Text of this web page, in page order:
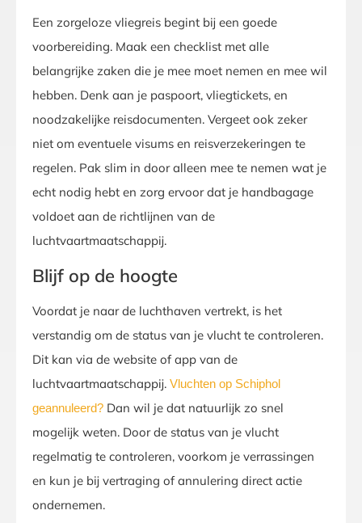
Een zorgeloze vliegreis begint bij een goede
voorbereiding. Maak een checklist met alle
belangrijke zaken die je mee moet nemen en mee wil
hebben. Denk aan je paspoort, vliegtickets, en
noodzakelijke reisdocumenten. Vergeet ook zeker
niet om eventuele visums en reisverzekeringen te
regelen. Pak slim in door alleen mee te nemen wat je
echt nodig hebt en zorg ervoor dat je handbagage
voldoet aan de richtlijnen van de
luchtvaartmaatschappij.
Blijf op de hoogte
Voordat je naar de luchthaven vertrekt, is het
verstandig om de status van je vlucht te controleren.
Dit kan via de website of app van de
luchtvaartmaatschappij. Vluchten op Schiphol
geannuleerd? Dan wil je dat natuurlijk zo snel
mogelijk weten. Door de status van je vlucht
regelmatig te controleren, voorkom je verrassingen
en kun je bij vertraging of annulering direct actie
ondernemen.